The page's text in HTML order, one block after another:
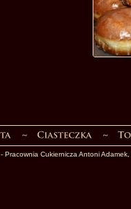
- Pracownia Cukiernicza Antoni